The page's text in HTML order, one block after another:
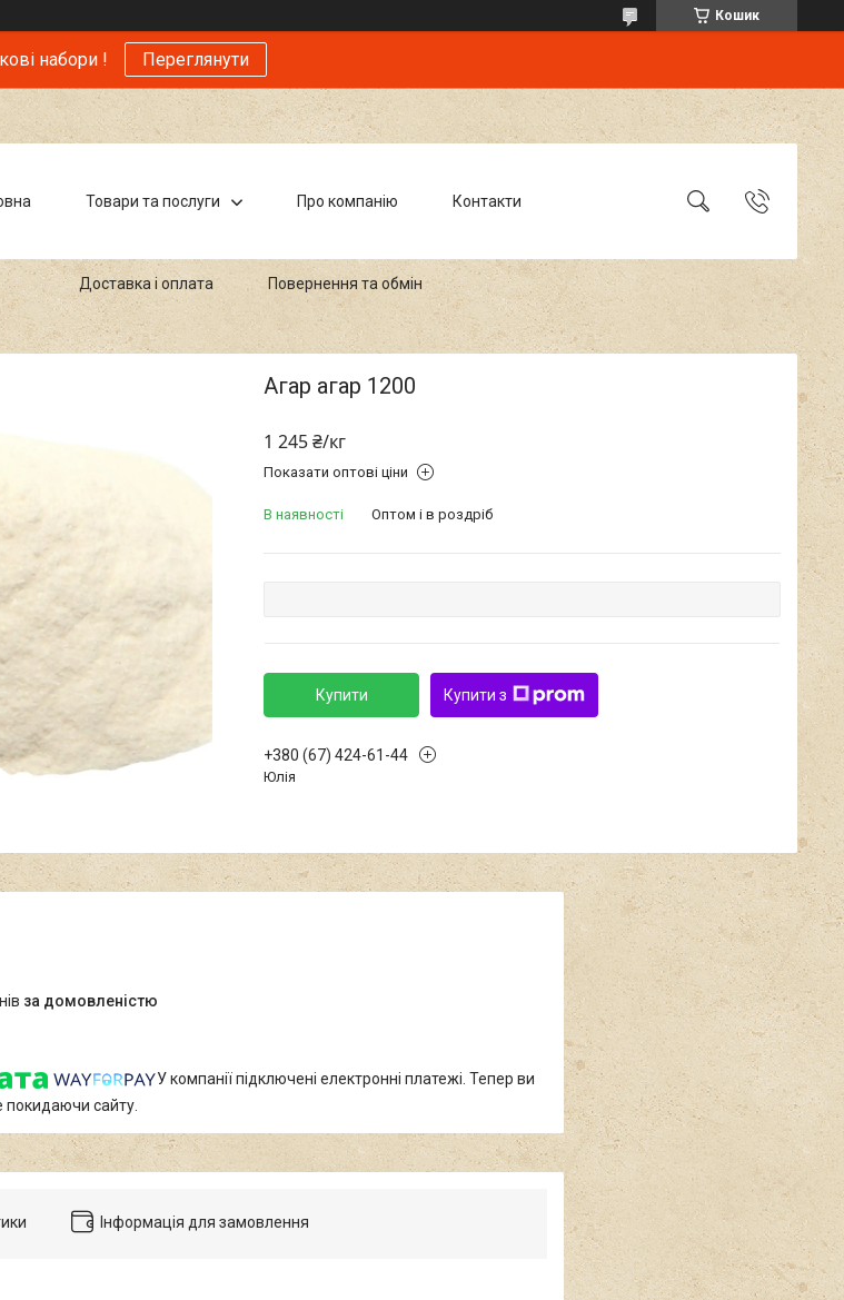
Кошик
набори ! Переглянути
Товари та послуги Про компанію Контакти
Доставка і оплата Повернення та обмін
Агар агар 1200
1 245 ₴/кг
Показати оптові ціни
В наявності Оптом і в роздріб
Купити Купити з
+380 (67) 424-61-44
Юлія
за домовленістю
У компанії підключені електронні платежі. Тепер ви
сайту.
Інформація для замовлення